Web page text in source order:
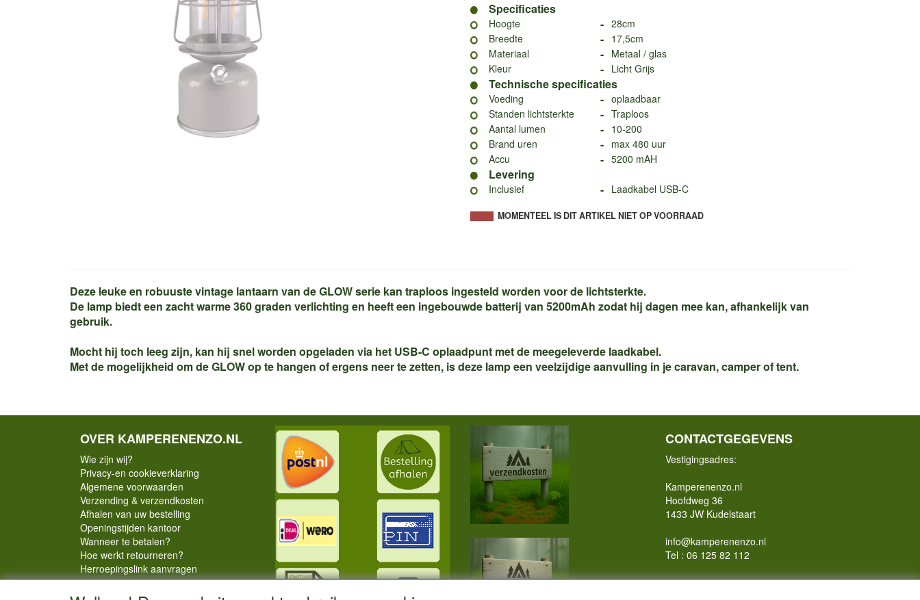
Specificaties
Hoogte - 28cm
Breedte
- 17,5cm
Materiaal
- Metaal / glas
Kleur
- Licht Grijs
Technische specificaties
Voeding - oplaadbaar
Standen lichtsterkte
- Traploos
Aantal lumen
- 10-200
Brand uren
- max 480 uur
Accu
- 5200 mAH
Levering
Inclusief - Laadkabel USB-C
MOMENTEEL IS DIT ARTIKEL NIET OP VOORRAAD
Deze leuke en robuuste vintage lantaarn van de GLOW serie kan traploos ingesteld worden voor de lichtsterkte.
De lamp biedt een zacht warme 360 graden verlichting en heeft een ingebouwde batterij van 5200mAh zodat hij dagen mee kan, afhankelijk van
gebruik.
Mocht hij toch leeg zijn, kan hij snel worden opgeladen via het USB-C oplaadpunt met de meegeleverde laadkabel.
Met de mogelijkheid om de GLOW op te hangen of ergens neer te zetten, is deze lamp een veelzijdige aanvulling in je caravan, camper of tent.
OVER KAMPERENENZO.NL
Wie zijn wij?
Privacy-en cookieverklaring
Algemene voorwaarden
Verzending & verzendkosten
Afhalen van uw bestelling
Openingstijden kantoor
Wanneer te betalen?
Hoe werkt retourneren?
Herroepingslink aanvragen
CONTACTGEGEVENS
Vestigingsadres:
Kamperenenzo.nl
Hoofdweg 36
1433 JW Kudelstaart
info@kamperenenzo.nl
Tel : 06 125 82 112
Handelend onder